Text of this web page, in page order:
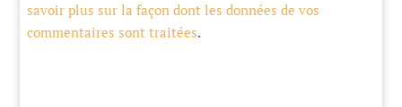
savoir plus sur la façon dont les données de vos
commentaires sont traitées.